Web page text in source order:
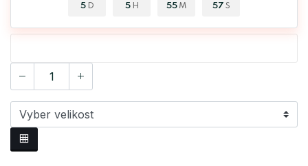
5 D 5 H 55 M 56 S